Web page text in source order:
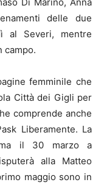
Di Marino, Anna
delle due
al Severi, mentre
campo.
femminile che
Città dei Gigli per
comprende anche
Liberamente. La
il 30 marzo a
alla Matteo
maggio sono in